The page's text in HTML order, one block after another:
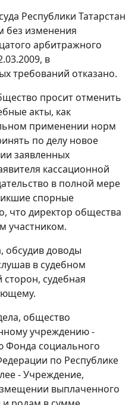
Республики Татарстан
без изменения
арбитражного
в
требований отказано.
просит отменить
акты, как
применении норм
по делу новое
заявленных
кассационной
в полной мере
спорные
что директор общества
участником.
обсудив доводы
в судебном
сторон, судебная
общество
учреждению -
Фонда социального
по Республике
- Учреждение,
выплаченного